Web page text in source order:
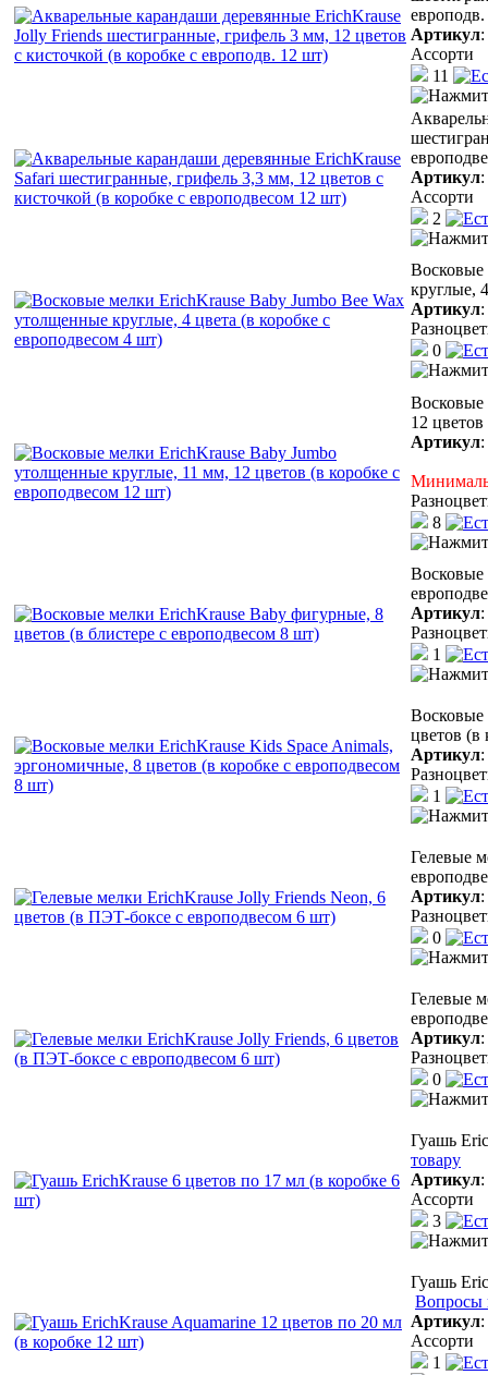
Артикул:
Ассорти
11
Артикул:
Ассорти
2
Восковые
круглые,
Артикул:
0
Восковые
12
Артикул:
8
Восковые
Артикул:
1
Восковые
цветов (в
Артикул:
1
Гелевые
Артикул:
0
Гелевые
Артикул:
0
Гуашь
товару
Артикул:
Ассорти
3
Гуашь
Вопросы
Артикул:
Ассорти
1